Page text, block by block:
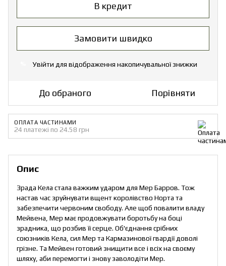
В кредит
Замовити швидко
Увійти для відображення накопичувальної знижки
До обраного Порівняти
ОПЛАТА ЧАСТИНАМИ
24 платежі по 24.58 грн
Опис
Зрада Кела стала важким ударом для Мер Барров. Тож
настав час зруйнувати вщент королівство Норта та
забезпечити червоним свободу. Але щоб повалити владу
Мейвена, Мер має продовжувати боротьбу на боці
зрадника, що розбив її серце. Об'єднання срібних
союзників Кела, сил Мер та Кармазинової гвардії доволі
грізне. Та Мейвен готовий знищити все і всіх на своєму
шляху, аби перемогти і знову заволодіти Мер.